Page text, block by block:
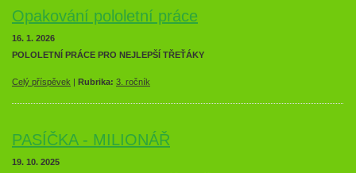
Opakování pololetní práce
16. 1. 2026
POLOLETNÍ PRÁCE PRO NEJLEPŠÍ TŘEŤÁKY
Celý příspěvek | Rubrika: 3. ročník
PASÍČKA - MILIONÁŘ
19. 10. 2025